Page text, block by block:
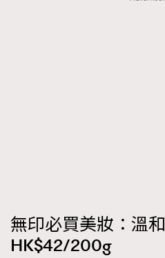
無印必買美妝：溫
HK$42/200g